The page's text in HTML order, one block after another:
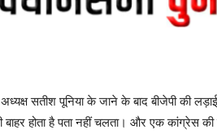
सतीश पूनिया के जाने के बाद बीजेपी की
भी बाहर होता है पता नहीं चलता। और एक